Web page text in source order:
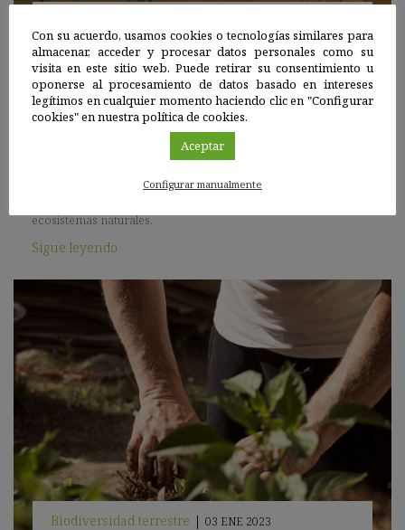
La contaminación del suelo es similar en espacios
verdes urbanos y en zonas naturales
Un estudio internacional en el que participa la Universidad de
Alicante señala que los contaminantes preocupantes pueden
dispersarse a través del transporte aéreo, la eliminación
incontrolada de basuras e, incluso, con el agua de lluvia que
ecosistemas naturales.
Sigue leyendo
Biodiversidad terrestre | 03 ENE 2023
Con su acuerdo, usamos cookies o tecnologías similares para
almacenar, acceder y procesar datos personales como su
visita en este sitio web. Puede retirar su consentimiento u
oponerse al procesamiento de datos basado en intereses
legítimos en cualquier momento haciendo clic en "Configurar
cookies" en nuestra política de cookies.
Aceptar
Configurar manualmente